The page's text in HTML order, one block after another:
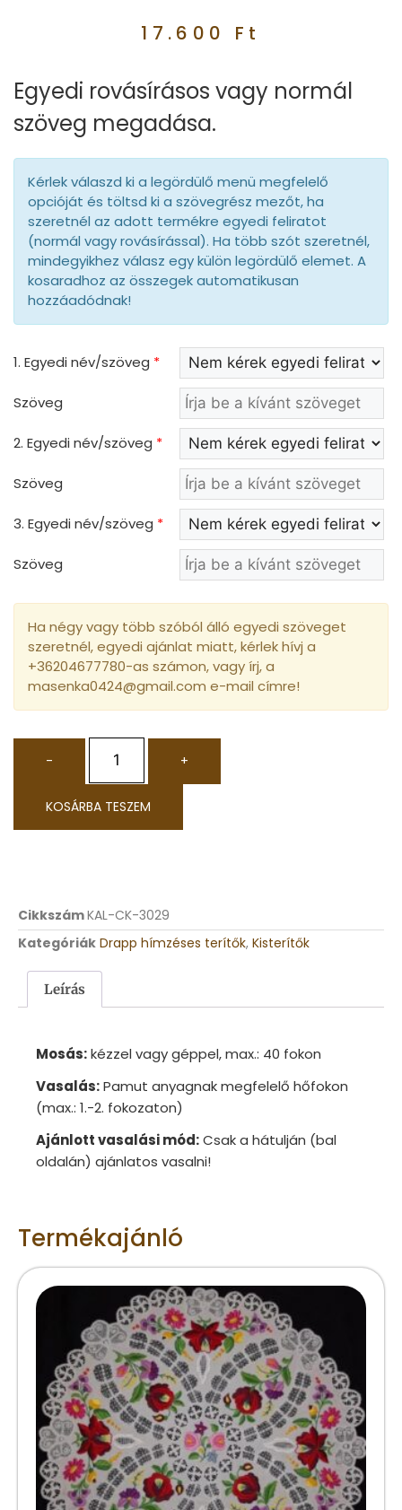
17.600 Ft
Egyedi rovásírásos vagy normál
szöveg megadása.
Kérlek válaszd ki a legördülő menü megfelelő
opcióját és töltsd ki a szövegrész mezőt, ha
szeretnél az adott termékre egyedi feliratot
(normál vagy rovásírással). Ha több szót szeretnél,
mindegyikhez válasz egy külön legördülő elemet. A
kosaradhoz az összegek automatikusan
hozzáadódnak!
1. Egyedi név/szöveg *
Szöveg
2. Egyedi név/szöveg *
Szöveg
3. Egyedi név/szöveg *
Szöveg
Ha négy vagy több szóból álló egyedi szöveget
szeretnél, egyedi ajánlat miatt, kérlek hívj a
+36204677780-as számon, vagy írj, a
masenka0424@gmail.com e-mail címre!
- +
KOSÁRBA TESZEM
CikkszámKAL-CK-3029
Kategóriák Drapp hímzéses terítők, Kisterítők
Leírás
Mosás:kézzel vagy géppel, max.: 40 fokon
Vasalás:Pamut anyagnak megfelelő hőfokon
(max.: 1.-2. fokozaton)
Ajánlott vasalási mód:Csak a hátulján (bal
oldalán) ajánlatos vasalni!
Termékajánló